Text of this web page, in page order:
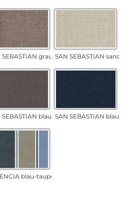
SEBASTIAN grau-sandSAN SEBASTIAN sand
SEBASTIAN blau-sandSAN SEBASTIAN blau
blau-taupe